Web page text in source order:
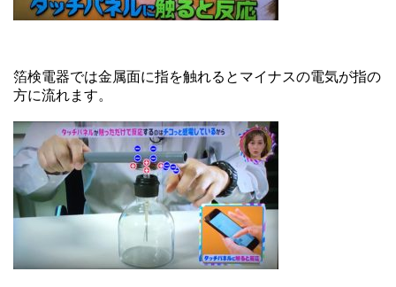
箔検電器では金属面に指を触れるとマイナスの電気が指の
方に流れます。